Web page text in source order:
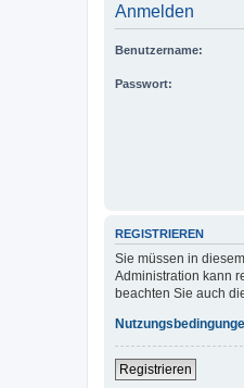
Anmelden
Benutzername:
Passwort:
REGISTRIEREN
Sie müssen in
Administration kann
beachten Sie auch
Registrieren